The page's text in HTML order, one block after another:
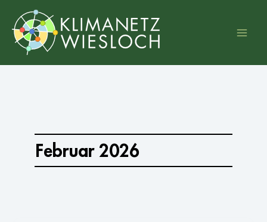
Inhalt
springen
Februar 2026